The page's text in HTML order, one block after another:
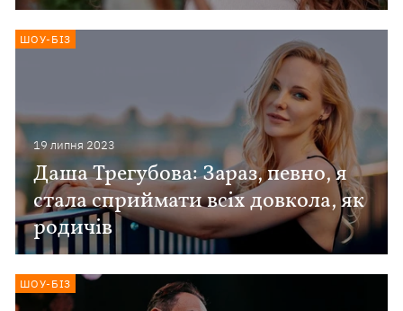
19 липня 2023
Даша Трегубова: Зараз, певно, я
стала сприймати всіх довкола, як
родичів
ШОУ-БІЗ
ШОУ-БІЗ